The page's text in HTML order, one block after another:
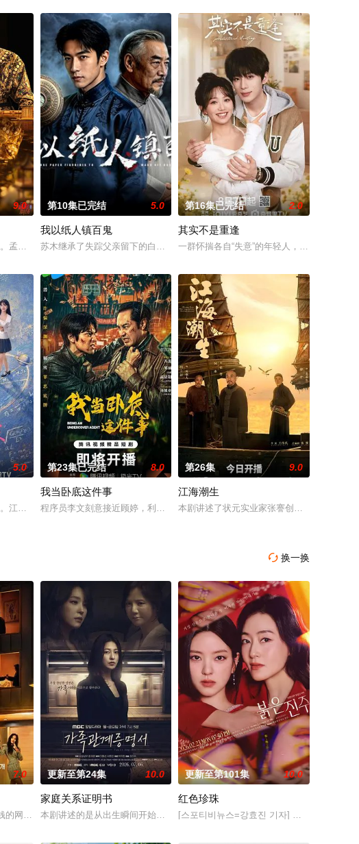
鬼占房”的阴阳宅，江淮被掳走配
9.0
孟廷辉，大平王朝有史以来个以女子进士科三元及第入翰林院的奇女子
第10集已完结 5.0
我以纸人镇百鬼
苏木继承了失踪父亲留下的白事馆，本想低调扎纸维生，却因一具流血的新娘纸
第16集已完结 2.0
其实不是重逢
一群怀揣各自“失意”的年轻人，在沿海小城
血少帅许又安与昆曲名伶荣筱楠推
5.0
江逾白长大以后，林知夏忽然对他说：“江逾白，我喜欢你，哲学和生
第23集已完结 8.0
我当卧底这件事
程序员李文刻意接近顾婷，利用顾炎女儿奴的属性，请求老炮儿顾炎带自己用程
第26集 9.0
江海潮生
本剧讲述了状元实业家张謇创办大生企业，
 换一换
练张泰河（丁海寅 饰）家中，对
7.0
的网红夫妇，与他们正陷入泥淖般离婚诉讼的医师邻居。两对夫妻卷
更新至第24集 10.0
家庭关系证明书
本剧讲述的是从出生瞬间开始就被打上家庭崩溃烙印的一个孩子和面对冷酷的偏
更新至第101集 10.0
红色珍珠
[스포티비뉴스=강효진 기자] 배우 박진희가